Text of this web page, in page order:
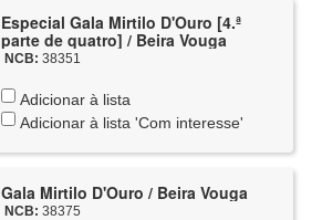
Especial Gala Mirtilo D'Ouro [4.ª
parte de quatro] / Beira Vouga
NCB: 38351
Adicionar à lista
Adicionar à lista 'Com interesse'
Gala Mirtilo D'Ouro / Beira Vouga
NCB: 38375